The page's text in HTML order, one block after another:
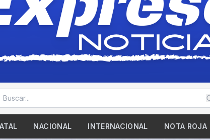
NACIONAL INTERNACIONAL NOTA ROJA